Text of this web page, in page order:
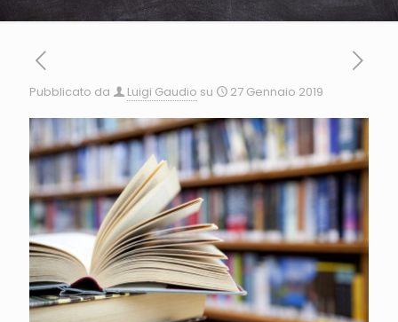
Pubblicato da Luigi Gaudio su 27 Gennaio 2019